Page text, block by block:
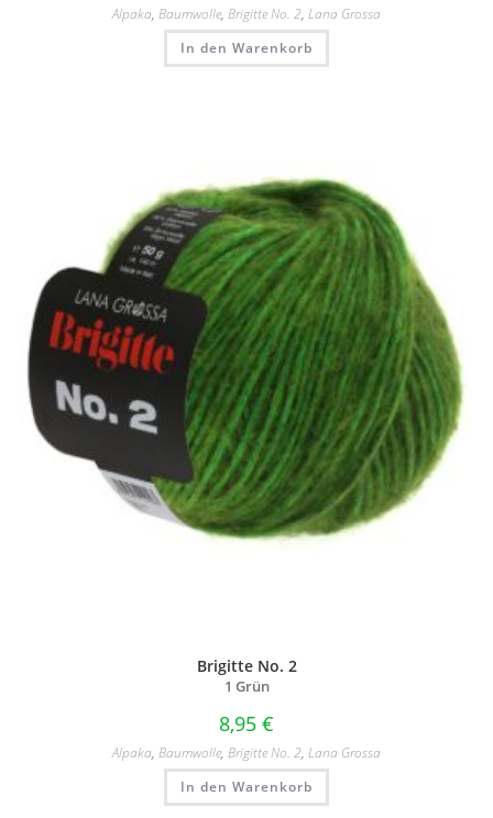
Alpaka, Baumwolle, Brigitte No. 2, Lana Grossa
In den Warenkorb
Brigitte No. 2
1 Grün
8,95 €
Alpaka, Baumwolle, Brigitte No. 2, Lana Grossa
In den Warenkorb